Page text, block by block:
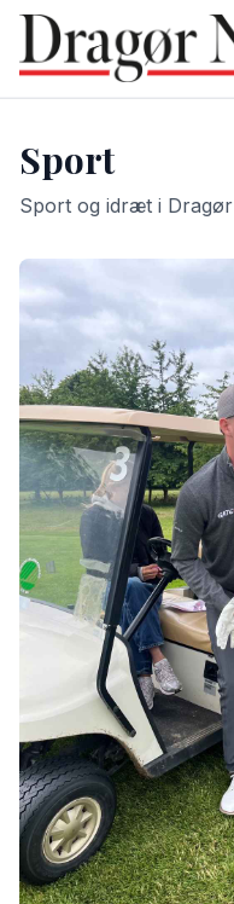
Sport
Sport og idræt i Dragør